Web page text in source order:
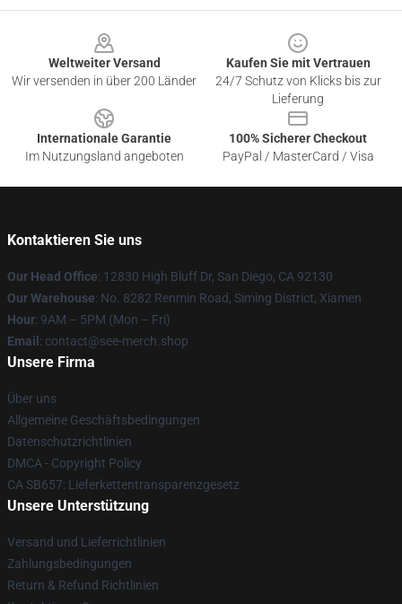
Weltweiter Versand
Wir versenden in über 200 Länder
Kaufen Sie mit Vertrauen
24/7 Schutz von Klicks bis zur
Lieferung
Internationale Garantie
Im Nutzungsland angeboten
100% Sicherer Checkout
PayPal / MasterCard / Visa
Kontaktieren Sie uns
Our Head Office: 12830 High Bluff Dr, San Diego, CA 92130
Our Warehouse: No. 8282 Renmin Road, Siming District, Xiamen
Hour: 9AM – 5PM (Mon – Fri)
Email : contact@see-merch.shop
Unsere Firma
Über uns
Allgemeine Geschäftsbedingungen
Datenschutzrichtlinien
DMCA - Copyright Policy
CA SB657: Lieferkettentransparenzgesetz
Unsere Unterstützung
Versand und Lieferrichtlinien
Zahlungsbedingungen
Return & Refund Richtlinien